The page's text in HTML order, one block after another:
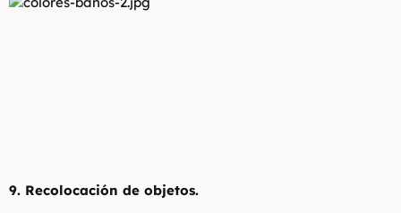
9. Recolocación de objetos.